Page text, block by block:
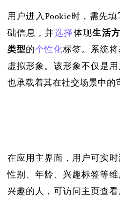
用户进入 Pookie时，需先
础信息，并选择体现生活
类型的个性化标签。系统
虚拟形象。该形象不仅是
也承载着其在社交场景中的
在应用主界面，用户可实
性别、年龄、兴趣标签等
兴趣的人，可访问主页查